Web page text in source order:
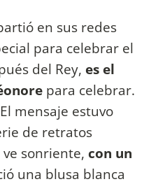
en sus redes
para celebrar el
del Rey, es el
para celebrar.
mensaje estuvo
de retratos
sonriente, con un
una blusa blanca